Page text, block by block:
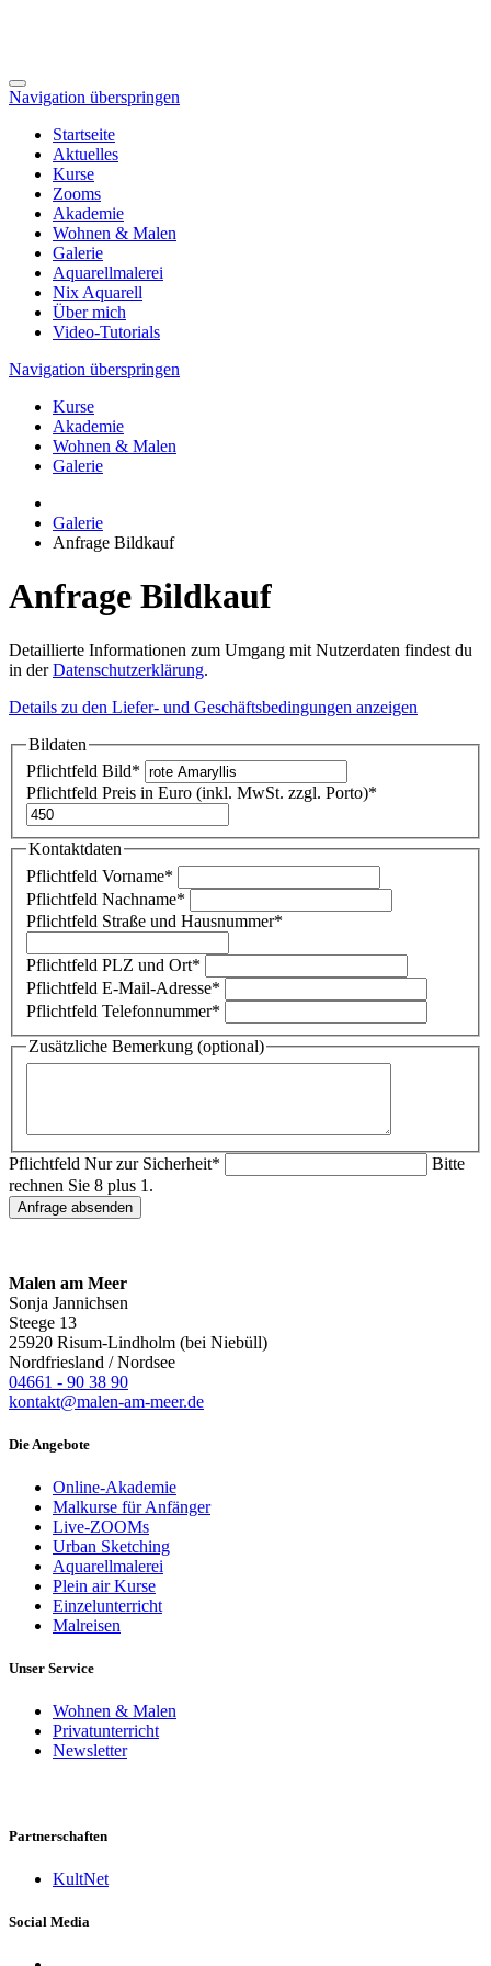
Navigation überspringen
Startseite
Aktuelles
Kurse
Zooms
Akademie
Wohnen & Malen
Galerie
Aquarellmalerei
Nix Aquarell
Über mich
Video-Tutorials
Navigation überspringen
Kurse
Akademie
Wohnen & Malen
Galerie
Galerie
Anfrage Bildkauf
Anfrage Bildkauf
Detaillierte Informationen zum Umgang mit Nutzerdaten findest du
in derDatenschutzerklärung.
Details zu den Liefer- und Geschäftsbedingungen anzeigen
Bildaten
Pflichtfeld Bild*
Pflichtfeld Preis in Euro (inkl. MwSt. zzgl. Porto)*
Kontaktdaten
Pflichtfeld Vorname*
Pflichtfeld Nachname*
Pflichtfeld Straße und Hausnummer*
Pflichtfeld PLZ und Ort*
Pflichtfeld E-Mail-Adresse*
Pflichtfeld Telefonnummer*
Zusätzliche Bemerkung (optional)
Pflichtfeld Nur zur Sicherheit*
Bitte
rechnen Sie 8 plus 1.
Anfrage absenden
Malen am Meer
Sonja Jannichsen
Steege 13
25920 Risum-Lindholm (bei Niebüll)
Nordfriesland / Nordsee
04661 - 90 38 90
kontakt@malen-am-meer.de
Die Angebote
Online-Akademie
Malkurse für Anfänger
Live-ZOOMs
Urban Sketching
Aquarellmalerei
Plein air Kurse
Einzelunterricht
Malreisen
Unser Service
Wohnen & Malen
Privatunterricht
Newsletter
Partnerschaften
KultNet
Social Media